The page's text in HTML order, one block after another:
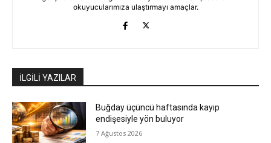
okuyucularımıza ulaştırmayı amaçlar.
İLGİLİ YAZILAR
Buğday üçüncü haftasında kayıp
endişesiyle yön buluyor
7 Ağustos 2026